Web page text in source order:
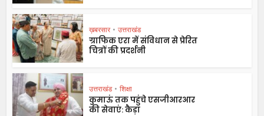
ख़बरसार • उत्तराखंड
ग्राफिक एरा में संविधान से प्रेरित
चित्रों की प्रदर्शनी
उत्तराखंड • शिक्षा
कुमाऊं तक पहुंचे एसजीआरआर
की सेवाएं: कैड़ा